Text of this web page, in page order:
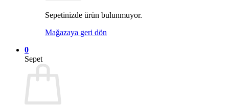
Sepetinizde ürün bulunmuyor.
Mağazaya geri dön
0
Sepet